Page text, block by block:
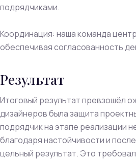
подрядчиками.
Координация: наша команда
обеспечивая согласованность
Результат
Итоговый результат превзошёл
дизайнеров была защита
подрядчик на этапе реализации
благодаря настойчивости и
цельный результат. Это